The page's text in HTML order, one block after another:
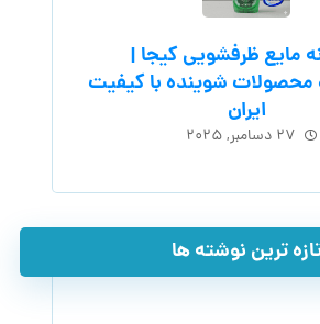
مایع ظرفشویی کیجا |
محصولات شوینده با کیفیت
ایران
۲۷ دسامبر, ۲۰۲۵
ترین نوشته ها